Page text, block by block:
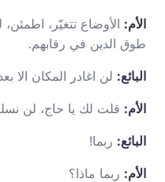
الأم: الأوضاع تتغيّر،
طوق الدين في رقابهم.
البائع: لن اغادر المكان الا
الأم: قلت لك يا حاج، لن
البائع: ربما!
الأم: ربما ماذا؟